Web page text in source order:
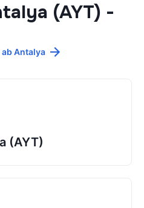
(AYT) -
Antalya
(AYT)